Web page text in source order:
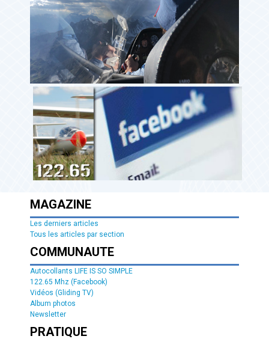
MAGAZINE
Les derniers articles
Tous les articles par section
COMMUNAUTE
Autocollants LIFE IS SO SIMPLE
122.65 Mhz (Facebook)
Vidéos (Gliding TV)
Album photos
Newsletter
PRATIQUE